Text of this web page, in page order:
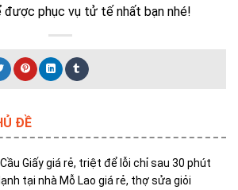
phục vụ tử tế nhất bạn nhé!
ĐỀ
Giấy giá rẻ, triệt để lỗi chỉ sau 30 phút
tại nhà Mỗ Lao giá rẻ, thợ sửa giỏi